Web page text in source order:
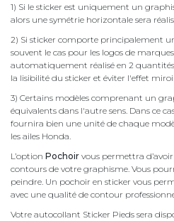
1) Si le sticker est uniquement un
alors une symétrie horizontale sera
2) Si sticker comporte principalement
souvent le cas pour les logos de
automatiquement réalisé en 2
la lisibilité du sticker et éviter l'effet
3) Certains modèles comprenant un
équivalents dans l'autre sens. Dans ce
fournira bien une unité de chaque
les ailes Honda.
L’option Pochoir vous permettra
contours de votre graphisme. Vous
peindre. Un pochoir en sticker vous
avec une qualité de contour
Votre autocollant Sticker Pieds sera